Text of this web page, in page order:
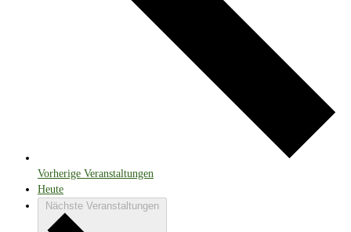
Vorherige Veranstaltungen
Heute
Nächste Veranstaltungen